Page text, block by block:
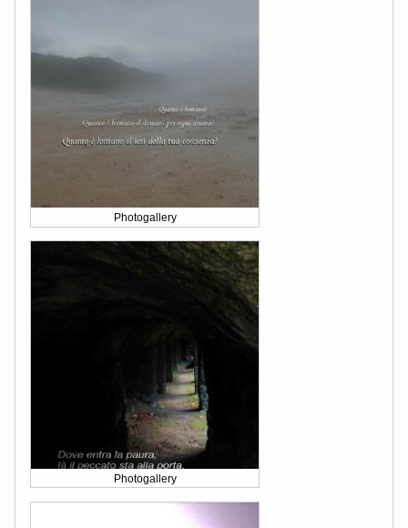
Photogallery
Photogallery